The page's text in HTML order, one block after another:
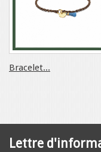
Bracelet...
Lettre